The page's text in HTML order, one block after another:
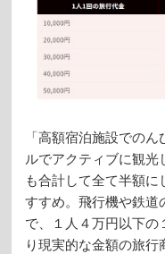
「高額宿泊施設での
ルでアクティブに観
も合計して全て半額
すすめ。飛行機や鉄道
で、１人４万円以下の
り現実的な金額の旅行